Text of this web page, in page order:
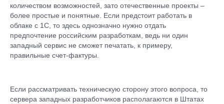
количеством возможностей, зато отечественные проекты –
более простые и понятные. Если предстоит работать в
облаке с 1С, то здесь однозначно нужно отдать
предпочтение российским разработкам, ведь ни один
западный сервис не сможет печатать, к примеру,
правильные счет-фактуры.
Если рассматривать техническую сторону этого вопроса, то
сервера западных разработчиков располагаются в Штатах